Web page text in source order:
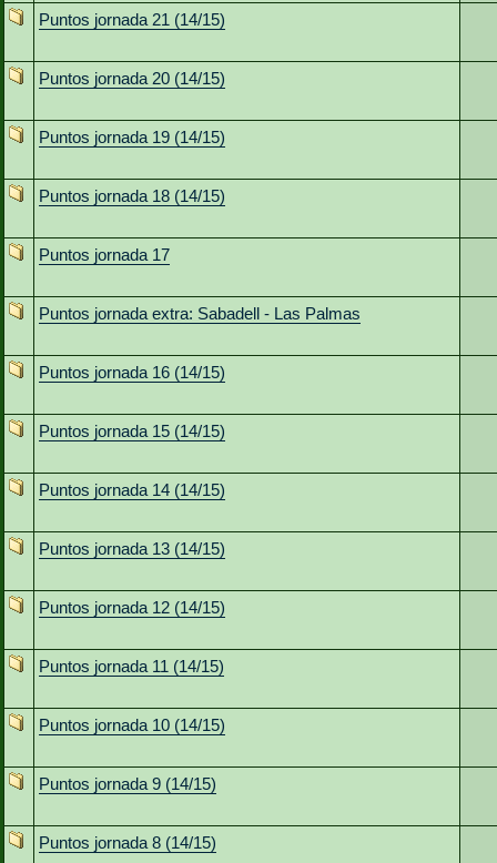
Puntos jornada 21 (14/15)
Puntos jornada 20 (14/15)
Puntos jornada 19 (14/15)
Puntos jornada 18 (14/15)
Puntos jornada 17
Puntos jornada extra: Sabadell - Las Palmas
Puntos jornada 16 (14/15)
Puntos jornada 15 (14/15)
Puntos jornada 14 (14/15)
Puntos jornada 13 (14/15)
Puntos jornada 12 (14/15)
Puntos jornada 11 (14/15)
Puntos jornada 10 (14/15)
Puntos jornada 9 (14/15)
Puntos jornada 8 (14/15)